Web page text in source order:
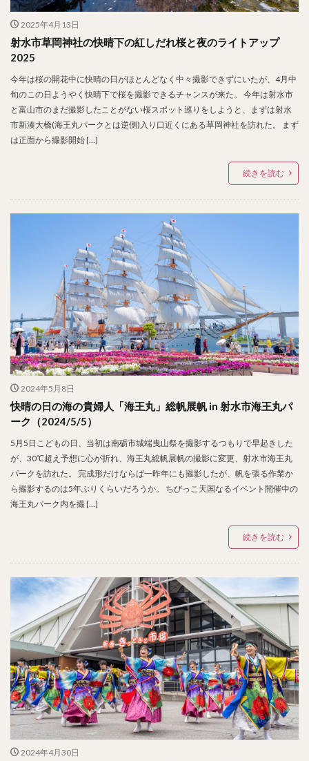
2025年4月13日
射水市草岡神社の快晴下の紅しだれ桜と夜のライトアップ
2025
今年は桜の開花中に快晴の日がほとんどなく中々撮影できずにいたが、4月中
旬のこの日ようやく快晴下で桜を撮影できるチャンスが来た。 今年は射水市
と富山市のまだ撮影したことがない桜スポット巡りをしようと、まずは射水
市新湊大橋(海王丸パークとは逆側)入り口近くにある草岡神社を訪れた。 まず
は正面から撮影開始 […]
続きを読む
2024年5月8日
快晴の日の海の貴婦人「海王丸」総帆展帆 in 射水市海王丸パ
ーク（2024/5/5）
5月5日こどもの日、当初は南砺市城端曳山祭を撮影するつもりで早起きした
が、30℃超え予想に心が折れ、海王丸総帆展帆の撮影に変更、射水市海王丸
パークを訪れた。 完成形だけならば一昨年にも撮影したが、帆を張る作業か
ら撮影するのは5年ぶりくらいだろうか。 ちびっこ天国なるイベント開催中の
海王丸パーク内を撮 […]
続きを読む
2024年4月30日